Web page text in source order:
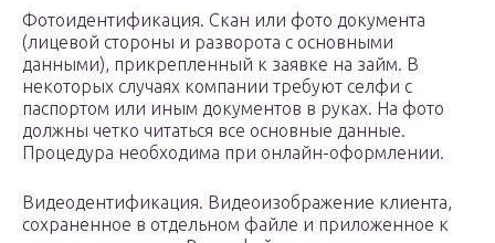
Фотоидентификация. Скан или фото документа
(лицевой стороны и разворота с основными
данными), прикрепленный к заявке на займ. В
некоторых случаях компании требуют селфи с
паспортом или иным документов в руках. На фото
должны четко читаться все основные данные.
Процедура необходима при онлайн-оформлении.
Видеодентификация. Видеоизображение клиента,
сохраненное в отдельном файле и приложенное к